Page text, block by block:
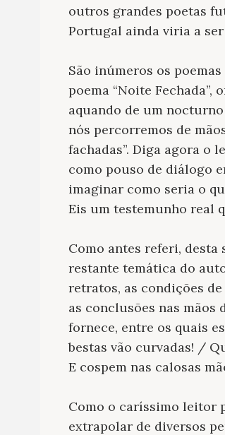
outros grandes poetas
Portugal ainda viria a
São inúmeros os
poema “Noite Fechada”,
aquando de um
nós percorremos de
fachadas”. Diga agora o
como pouso de diálogo
imaginar como seria o
Eis um testemunho real
Como antes referi,
restante temática do
retratos, as condições
as conclusões nas mãos
fornece, entre os quais
bestas vão curvadas! /
E cospem nas calosas
Como o caríssimo leitor
extrapolar de diversos